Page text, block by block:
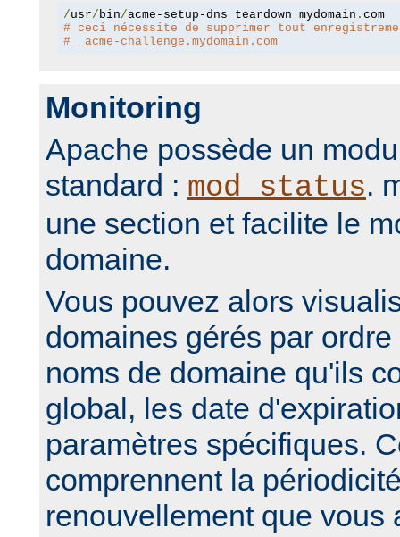
/usr/ bin/acme-setup-dns teardown mydomain .
com
# ceci nécessite de supprimer tout
# _acme-challenge.mydomain.com
Monitoring
Apache possède un
standard : mod_status.
une section et facilite le
domaine.
Vous pouvez alors
domaines gérés par
noms de domaine qu'ils
global, les date
paramètres spécifiques.
comprennent la
renouvellement que vous